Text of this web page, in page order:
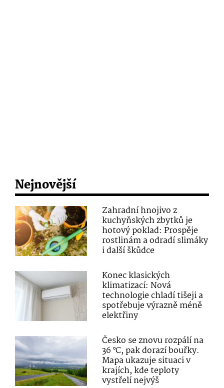
Nejnovější
Zahradní hnojivo z
kuchyňských zbytků je
hotový poklad: Prospěje
rostlinám a odradí slimáky
i další škůdce
Konec klasických
klimatizací: Nová
technologie chladí tišeji a
spotřebuje výrazně méně
elektřiny
Česko se znovu rozpálí na
36 °C, pak dorazí bouřky.
Mapa ukazuje situaci v
krajích, kde teploty
vystřelí nejvýš